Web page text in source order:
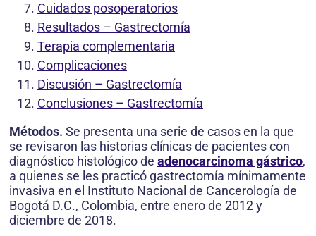
Cuidados posoperatorios
Resultados – Gastrectomía
Terapia complementaria
Complicaciones
Discusión – Gastrectomía
Conclusiones – Gastrectomía
Métodos. Se presenta una serie de casos en la que
se revisaron las historias clínicas de pacientes con
diagnóstico histológico de adenocarcinoma gástrico,
a quienes se les practicó gastrectomía mínimamente
invasiva en el Instituto Nacional de Cancerología de
Bogotá D.C., Colombia, entre enero de 2012 y
diciembre de 2018.